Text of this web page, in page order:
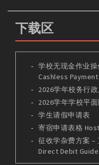
下载区
学校无现金作业
Cashless
2026学年校务行
2026学年学校平面
学生请假申请表
寄宿申请表格
征收学杂费方案 –
Direct Debit